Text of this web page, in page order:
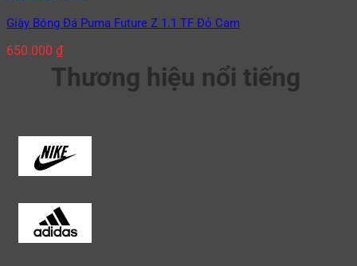
Giày Bóng Đá Puma Future Z 1.1 TF Đỏ Cam
650.000 ₫
Thương hiệu nổi tiếng